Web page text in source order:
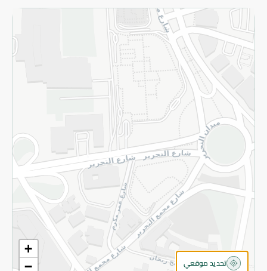
+
−
تحديد موقعي
الاسترجاع
سياسة الاستخدام
سياسة الخصوصية
قم بالتسجيل للنشرة
©2026 - Spinneys | جميع الحقوق محفوظة